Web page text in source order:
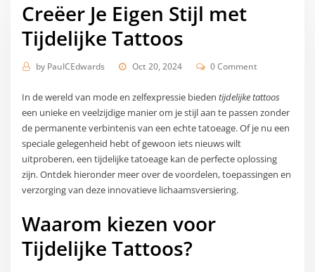
Creëer Je Eigen Stijl met
Tijdelijke Tattoos
by PaulCEdwards Oct 20, 2024 0 Comment
In de wereld van mode en zelfexpressie biedentijdelijke tattoos
een unieke en veelzijdige manier om je stijl aan te passen zonder
de permanente verbintenis van een echte tatoeage. Of je nu een
speciale gelegenheid hebt of gewoon iets nieuws wilt
uitproberen, een tijdelijke tatoeage kan de perfecte oplossing
zijn. Ontdek hieronder meer over de voordelen, toepassingen en
verzorging van deze innovatieve lichaamsversiering.
Waarom kiezen voor
Tijdelijke Tattoos?